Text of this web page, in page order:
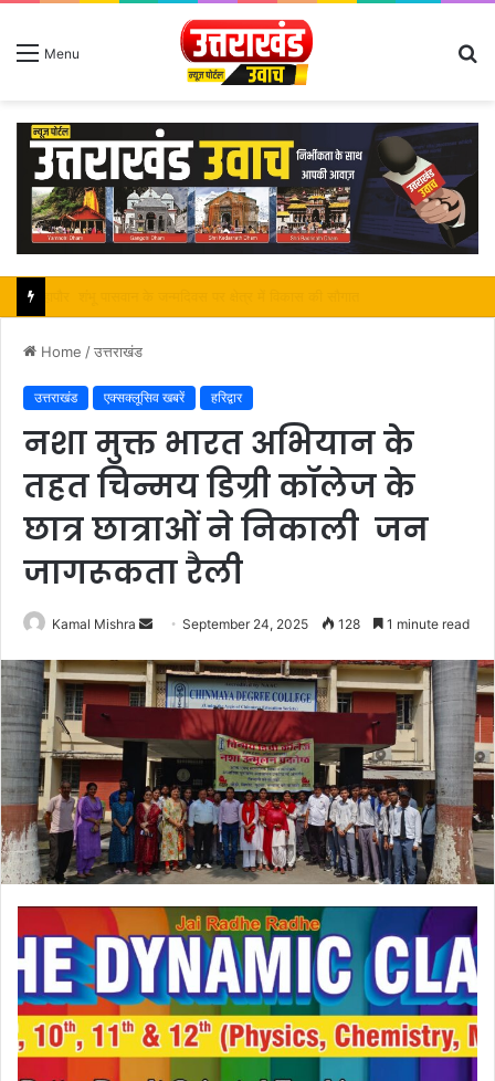
Menu
Home /उत्तराखंड
उत्तराखंड एक्सक्लूसिव खबरें हरिद्वार
नशा मुक्त भारत अभियान के
तहत चिन्मय डिग्री कॉलेज के
छात्र छात्राओं ने निकाली जन
जागरूकता रैली
Kamal Mishra
Send
email
September 24, 2025 128 1 minute read